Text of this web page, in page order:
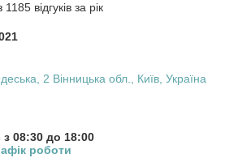
відгуків за рік
2 Вінницька обл., Київ, Україна
08:30 до 18:00
роботи